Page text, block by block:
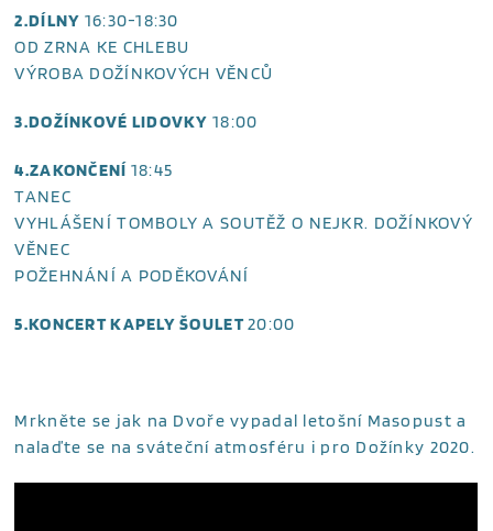
2.DÍLNY 16:30-18:30
OD ZRNA KE CHLEBU
VÝROBA DOŽÍNKOVÝCH VĚNCŮ
3.DOŽÍNKOVÉ LIDOVKY18:00
4.ZAKONČENÍ 18:45
TANEC
VYHLÁŠENÍ TOMBOLY A SOUTĚŽ O NEJKR. DOŽÍNKOVÝ
VĚNEC
POŽEHNÁNÍ A PODĚKOVÁNÍ
5.KONCERT KAPELY ŠOULET20:00
Mrkněte se jak na Dvoře vypadal letošní Masopust a
nalaďte se na sváteční atmosféru i pro Dožínky 2020.